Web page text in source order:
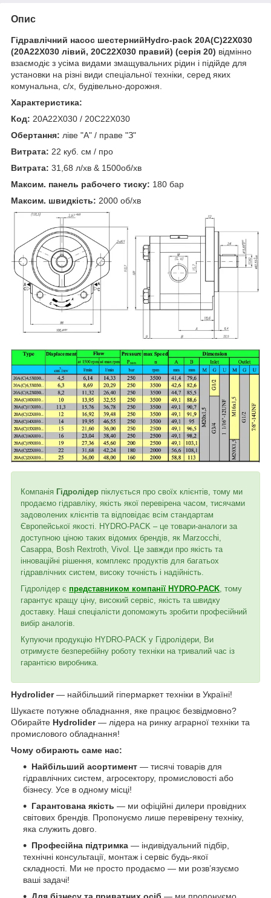
Опис
Гідравлічний насос шестернийHydro-pack 20A(C)22X030
(20A22X030 лівий, 20C22X030 правий) (серія 20) відмінно
взаємодіє з усіма видами змащувальних рідин і підійде для
установки на різні види спеціальної техніки, серед яких
комунальна, с/х, будівельно-дорожня.
Характеристика:
Код: 20A22X030 / 20C22X030
Обертання: ліве "А" / праве "З"
Витрата: 22 куб. см / про
Витрата: 31,68 л/хв & 1500об/хв
Максим. панель рабочего тиску: 180 бар
Максим. швидкість: 2000 об/хв
Компанія Гідролідер піклується про своїх клієнтів, тому ми
продаємо гідравліку, якість якої перевірена часом, тисячами
задоволених клієнтів та відповідає всім стандартам
Європейської якості. HYDRO-PACK – це товари-аналоги за
доступною ціною таких відомих брендів, як Marzocchi,
Casappa, Bosh Rextroth, Vivol. Це завжди про якість та
інноваційні рішення, комплекс продуктів для багатьох
гідравлічних систем, високу точність і надійність.
Гідролідер є представником компанії HYDRO-PACK, тому
гарантує кращу ціну, високий сервіс, якість та швидку
доставку. Наші спеціалісти допоможуть зробити професійний
вибір аналогів.
Купуючи продукцію HYDRO-PACK у Гідролідери, Ви
отримуєте безперебійну роботу техніки на тривалий час із
гарантією виробника.
Hydrolider— найбільший гіпермаркет техніки в Україні!
Шукаєте потужне обладнання, яке працює безвідмовно?
Обирайте Hydrolider— лідера на ринку аграрної техніки та
промислового обладнання!
Чому обирають саме нас:
Найбільший асортимент — тисячі товарів для
гідравлічних систем, агросектору, промисловості або
бізнесу. Усе в одному місці!
Гарантована якість — ми офіційні дилери провідних
світових брендів. Пропонуємо лише перевірену техніку,
яка служить довго.
Професійна підтримка — індивідуальний підбір,
технічні консультації, монтаж і сервіс будь-якої
складності. Ми не просто продаємо — ми розв’язуємо
ваші задачі!